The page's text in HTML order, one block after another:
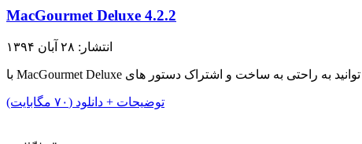
MacGourmet Deluxe 4.2.2
انتشار: ۲۸ آبان ۱۳۹۴
توضیحات + دانلود (۷۰ مگابایت)